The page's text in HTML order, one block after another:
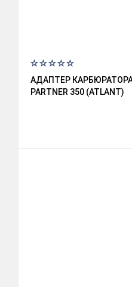
АДАПТЕР
PARTNER 350 (ATLANT)